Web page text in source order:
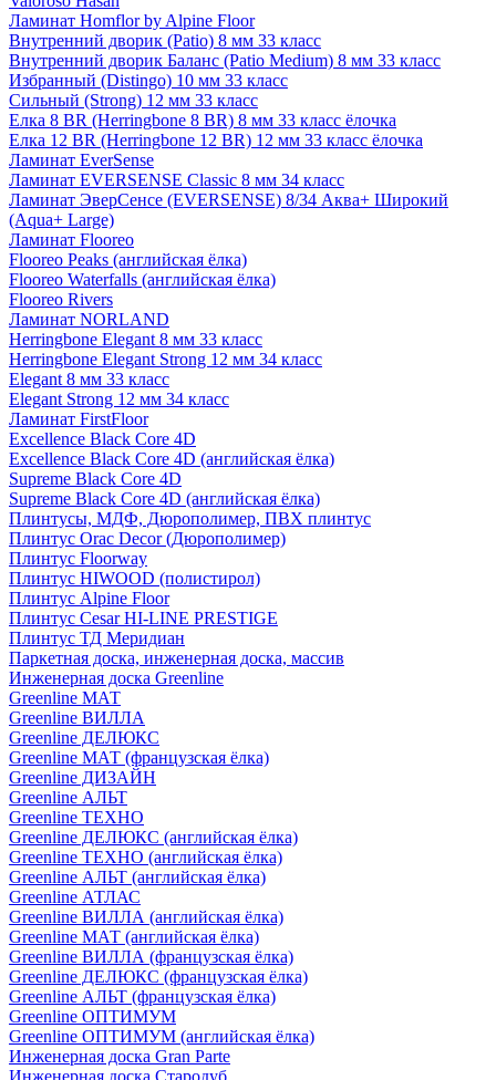
Ламинат Homflor by Alpine Floor
Внутренний дворик (Patio) 8 мм 33 класс
Внутренний дворик Баланс (Patio Medium) 8 мм 33 класс
Избранный (Distingo) 10 мм 33 класс
Сильный (Strong) 12 мм 33 класс
Елка 8 BR (Herringbone 8 BR) 8 мм 33 класс ёлочка
Елка 12 BR (Herringbone 12 BR) 12 мм 33 класс ёлочка
Ламинат EverSense
Ламинат EVERSENSE Classic 8 мм 34 класс
Ламинат ЭверСенсе (EVERSENSE) 8/34 Аква+ Широкий
(Aqua+ Large)
Ламинат Flooreo
Flooreo Peaks (английская ёлка)
Flooreo Waterfalls (английская ёлка)
Flooreo Rivers
Ламинат NORLAND
Herringbone Elegant 8 мм 33 класс
Herringbone Elegant Strong 12 мм 34 класс
Elegant 8 мм 33 класс
Elegant Strong 12 мм 34 класс
Ламинат FirstFloor
Excellence Black Core 4D
Excellence Black Core 4D (английская ёлка)
Supreme Black Core 4D
Supreme Black Core 4D (английская ёлка)
Плинтусы, МДФ, Дюрополимер, ПВХ плинтус
Плинтус Orac Decor (Дюрополимер)
Плинтус Floorway
Плинтус HIWOOD (полистирол)
Плинтус Alpine Floor
Плинтус Cesar HI-LINE PRESTIGE
Плинтус ТД Меридиан
Паркетная доска, инженерная доска, массив
Инженерная доска Greenline
Greenline МАТ
Greenline ВИЛЛА
Greenline ДЕЛЮКС
Greenline МАТ (французская ёлка)
Greenline ДИЗАЙН
Greenline АЛЬТ
Greenline ТЕХНО
Greenline ДЕЛЮКС (английская ёлка)
Greenline ТЕХНО (английская ёлка)
Greenline АЛЬТ (английская ёлка)
Greenline АТЛАС
Greenline ВИЛЛА (английская ёлка)
Greenline МАТ (английская ёлка)
Greenline ВИЛЛА (французская ёлка)
Greenline ДЕЛЮКС (французская ёлка)
Greenline АЛЬТ (французская ёлка)
Greenline ОПТИМУМ
Greenline ОПТИМУМ (английская ёлка)
Инженерная доска Gran Parte
Инженерная доска Стародуб